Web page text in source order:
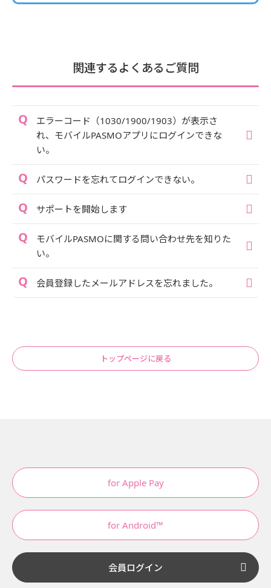
関連するよくあるご質問
エラーコード（1030/1900/1903）が表示さ
れ、モバイルPASMOアプリにログインできな
い。
パスワードを忘れてログインできない。
サポートを開始します
モバイルPASMOに関する問い合わせ先を知りた
い。
会員登録したメールアドレスを忘れました。
トップページに戻る
for Apple Pay
for Android™
会員ログイン